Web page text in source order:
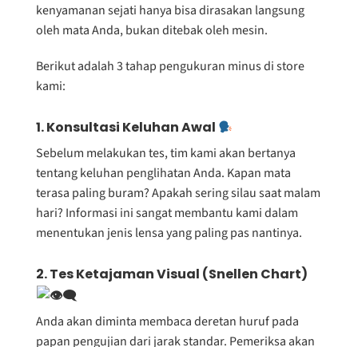
kenyamanan sejati hanya bisa dirasakan langsung
oleh mata Anda, bukan ditebak oleh mesin.
Berikut adalah 3 tahap pengukuran minus di store
kami:
1. Konsultasi Keluhan Awal
Sebelum melakukan tes, tim kami akan bertanya
tentang keluhan penglihatan Anda. Kapan mata
terasa paling buram? Apakah sering silau saat malam
hari? Informasi ini sangat membantu kami dalam
menentukan jenis lensa yang paling pas nantinya.
2. Tes Ketajaman Visual (Snellen Chart)
Anda akan diminta membaca deretan huruf pada
papan pengujian dari jarak standar. Pemeriksa akan